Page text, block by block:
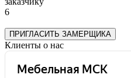
6
ПРИГЛАСИТЬ ЗАМЕРЩИКА
Клиенты о нас